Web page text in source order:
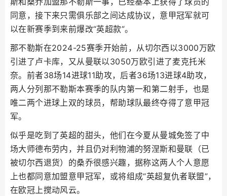
同意，接下来只需俱乐部之间达成协议，意甲冠军就可
以在新赛季到来前爆改“英超款”。
那不勒斯在2024-25赛季开始前，从切尔西以3000万欧
引进了卢卡库，又从曼联以3050万欧引进了麦克托米
奈。前者38场14进球11助攻，后者36场13进球4助攻，
两人分列那不勒斯本赛季的队内第一和第二射手，也是
唯二两个进球上双的球员，帮助球队最终夺得了意甲冠
军。
似乎是吃到了英超的甜头，他们在今夏从曼城免签了中
场大师德布劳内，并且仍对利物浦的努涅斯和曼联（已
被切尔西退货）的桑乔很感兴趣，据称这两人个人意愿
上也都同意加盟意甲冠军，或将组成“英超复仇者联盟”，
在欧冠上搅动风云。